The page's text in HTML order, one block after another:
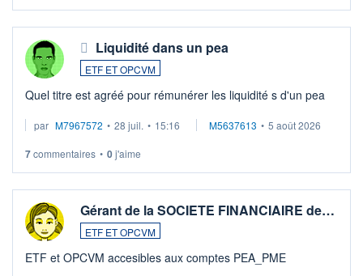
Liquidité dans un pea
ETF ET OPCVM
Quel titre est agréé pour rémunérer les liquidité s d'un pea
par M7967572 • 28 juil. • 15:16 M5637613 • 5 août 2026
7commentaires • 0j'aime
Gérant de la SOCIETE FINANCIAIRE de…
ETF ET OPCVM
ETF et OPCVM accesibles aux comptes PEA_PME